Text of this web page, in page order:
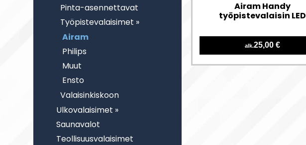
Pinta-asennettavat
Työpistevalaisimet »
Airam
Philips
Muut
Ensto
Valaisinkiskoon
Ulkovalaisimet »
Saunavalot
Teollisuusvalaisimet
Airam Handy
työpistevalaisin LED
alk.25,00 €